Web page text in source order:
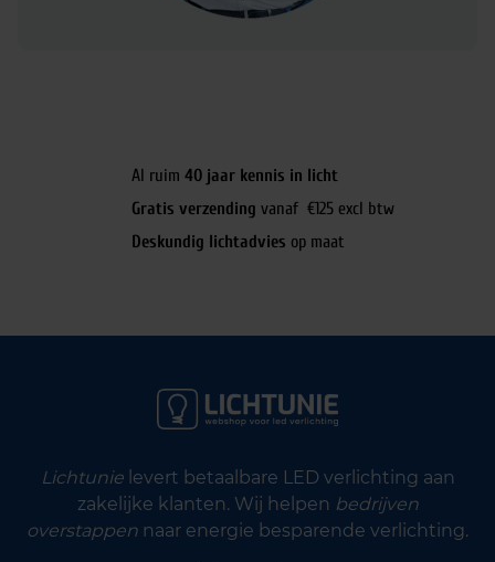
Al ruim 40 jaar kennis in licht
Gratis verzending vanaf €125 excl btw
Deskundig lichtadvies op maat
Lichtunielevert betaalbare LED verlichting aan
zakelijke klanten. Wij helpen bedrijven
overstappen naar energie besparende verlichting.